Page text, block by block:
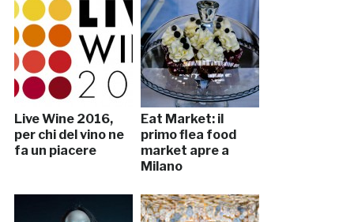
Live Wine 2016,
per chi del vino ne
fa un piacere
Eat Market: il
primo flea food
market apre a
Milano